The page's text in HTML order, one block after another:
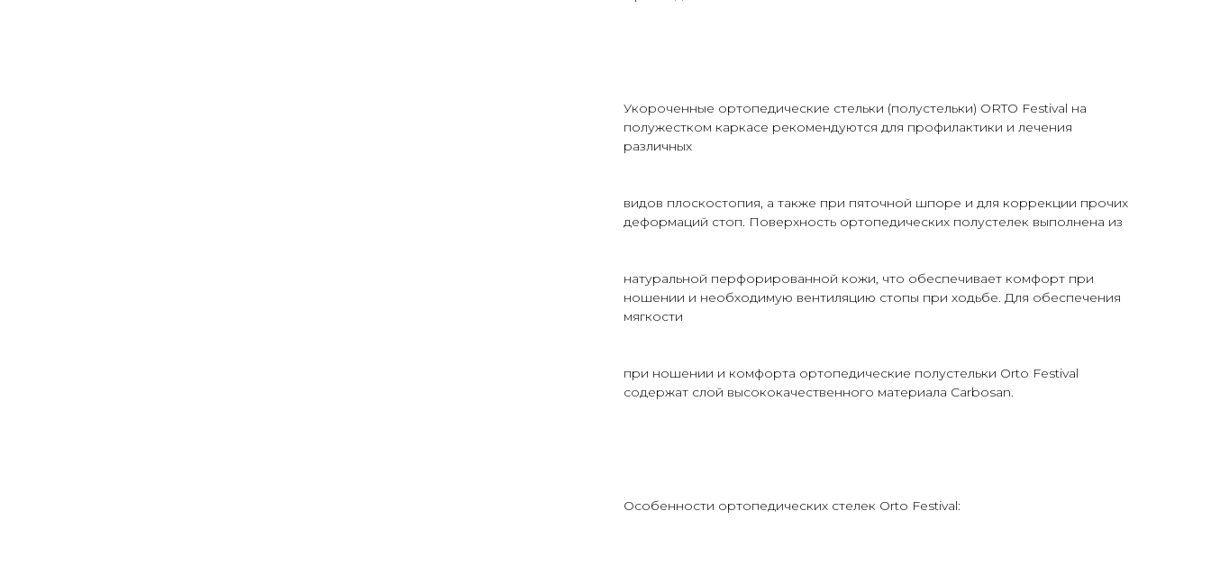
Укороченные ортопедические стельки (полустельки) ORTO Festival на
полужестком каркасе рекомендуются для профилактики и лечения
различных
видов плоскостопия, а также при пяточной шпоре и для коррекции прочих
деформаций стоп. Поверхность ортопедических полустелек выполнена из
натуральной перфорированной кожи, что обеспечивает комфорт при
ношении и необходимую вентиляцию стопы при ходьбе. Для обеспечения
мягкости
при ношении и комфорта ортопедические полустельки Orto Festival
содержат слой высококачественного материала Carbosan.
Особенности ортопедических стелек Orto Festival: